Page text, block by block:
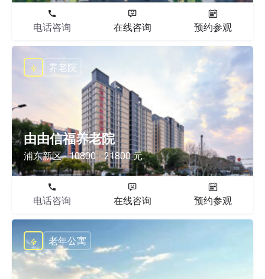
电话咨询 在线咨询 预约参观
由由信福养老院
浦东新区 10800 - 21800 元
养老院
电话咨询 在线咨询 预约参观
老年公寓